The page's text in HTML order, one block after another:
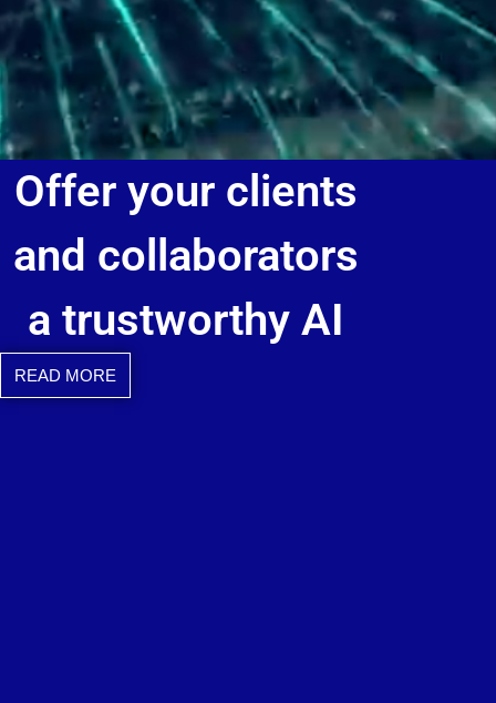
Offer your clients
and collaborators
a trustworthy AI
READ MORE